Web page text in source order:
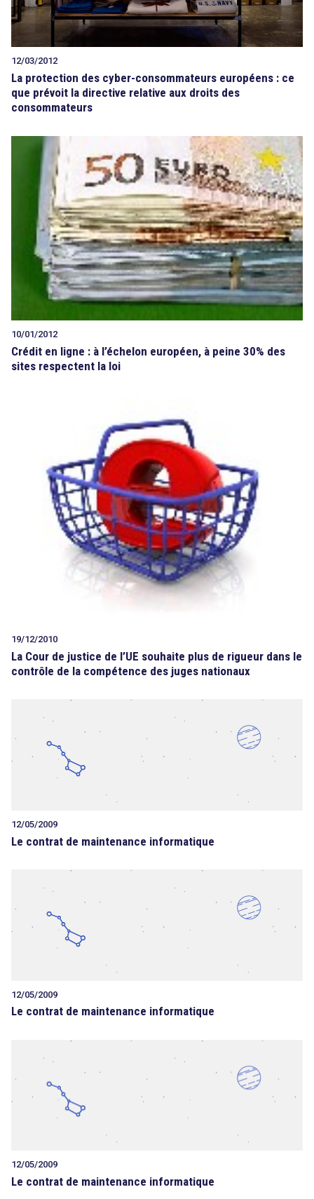
12/03/2012
La protection des cyber-consommateurs européens : ce
que prévoit la directive relative aux droits des
consommateurs
10/01/2012
Crédit en ligne : à l’échelon européen, à peine 30% des
sites respectent la loi
19/12/2010
La Cour de justice de l’UE souhaite plus de rigueur dans le
contrôle de la compétence des juges nationaux
12/05/2009
Le contrat de maintenance informatique
12/05/2009
Le contrat de maintenance informatique
12/05/2009
Le contrat de maintenance informatique